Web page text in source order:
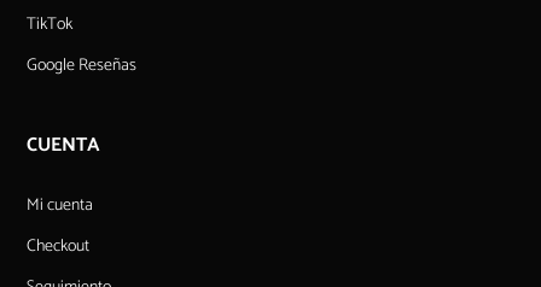
TikTok
Google Reseñas
CUENTA
Mi cuenta
Checkout